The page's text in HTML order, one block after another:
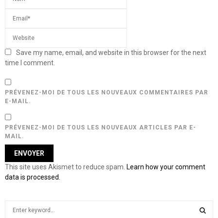
Save my name, email, and website in this browser for the next
time I comment.
PRÉVENEZ-MOI DE TOUS LES NOUVEAUX COMMENTAIRES PAR
E-MAIL.
PRÉVENEZ-MOI DE TOUS LES NOUVEAUX ARTICLES PAR E-
MAIL.
This site uses Akismet to reduce spam. Learn how your comment
data is processed.